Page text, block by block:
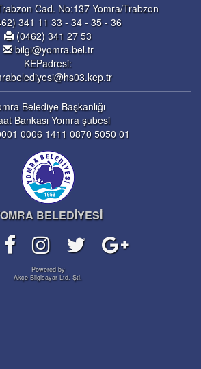
Cad. No:137 Yomra/Trabzon
341 11 33 - 34 - 35 - 36
(0462) 341 27 53
bilgi@yomra.bel.tr
KEPadresi:
Belediye Başkanlığı
Bankası Yomra şubesi
0006 1411 0870 5050 01
BELEDİYESİ
Powered by
Akçe Bilgisayar Ltd. Şti.